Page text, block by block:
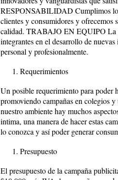
RESPONSABILIDAD Cumplimos lo
clientes y consumidores y ofrecemos
calidad. TRABAJO EN EQUIPO La
integrantes en el desarrollo de
personal y profesionalmente.
Requerimientos
Un posible requerimiento para poder
promoviendo campañas en colegios
nuestro ambiente hay muchos
intima, una manera de hacer estas
lo conozca y así poder generar
Presupuesto
El presupuesto de la campaña